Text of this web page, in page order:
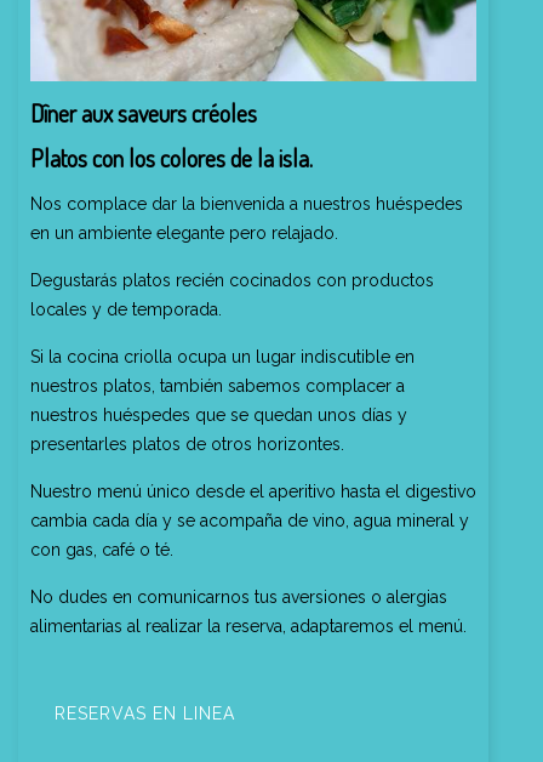
Dîner aux saveurs créoles
Platos con los colores de la isla.
Nos complace dar la bienvenida a nuestros huéspedes
en un ambiente elegante pero relajado.
Degustarás platos recién cocinados con productos
locales y de temporada.
Si la cocina criolla ocupa un lugar indiscutible en
nuestros platos, también sabemos complacer a
nuestros huéspedes que se quedan unos días y
presentarles platos de otros horizontes.
Nuestro menú único desde el aperitivo hasta el digestivo
cambia cada día y se acompaña de vino, agua mineral y
con gas, café o té.
No dudes en comunicarnos tus aversiones o alergias
alimentarias al realizar la reserva, adaptaremos el menú.
RESERVAS EN LINEA